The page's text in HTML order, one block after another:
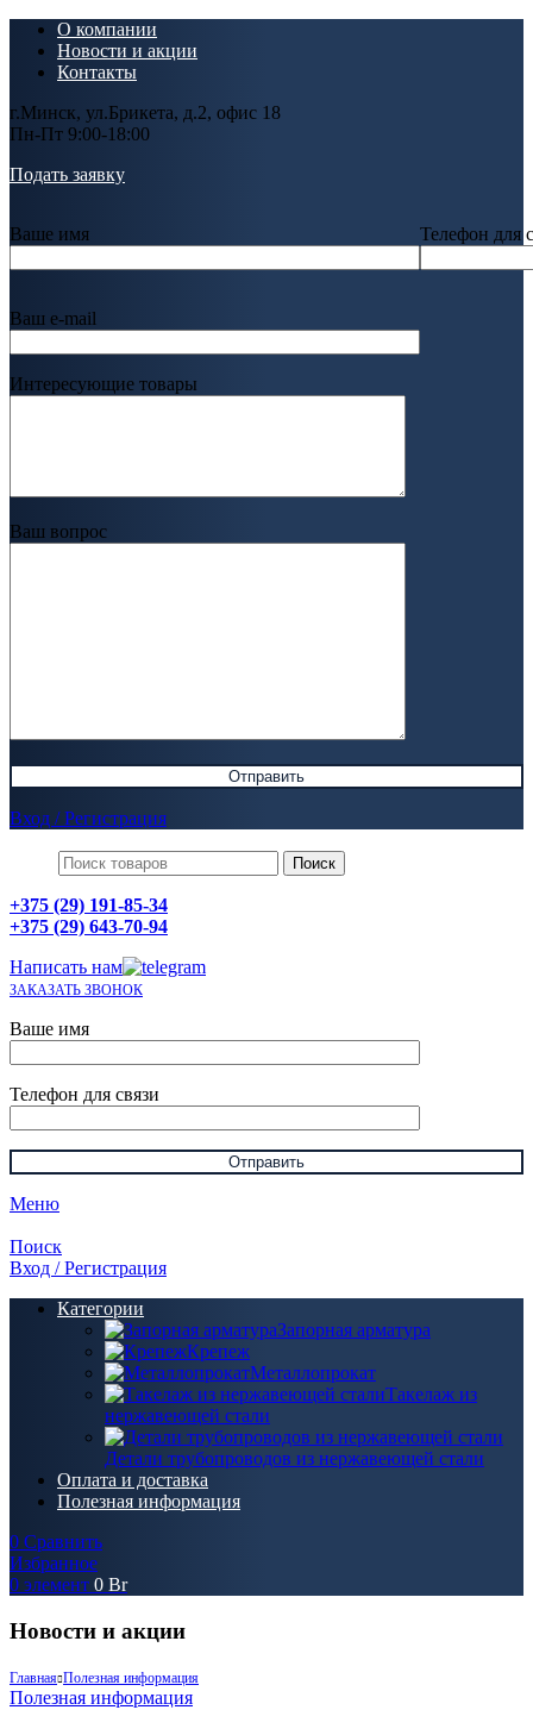
О компании
Новости и акции
Контакты
г.Минск, ул.Брикета, д.2, офис 18
Пн-Пт 9:00-18:00
Подать заявку
Ваше имя Телефон для
Ваш e-mail
Интересующие товары
Ваш вопрос
Вход / Регистрация
Поиск
+375 (29) 191-85-34
+375 (29) 643-70-94
Написать нам
ЗАКАЗАТЬ ЗВОНОК
Ваше имя
Телефон для связи
Меню
Поиск
Вход / Регистрация
Категории
Запорная арматура
Крепеж
Металлопрокат
Такелаж из
нержавеющей стали
Детали трубопроводов из нержавеющей стали
Оплата и доставка
Полезная информация
0 Сравнить
Избранное
0 элемент 0 Br
Новости и акции
Главная Полезная информация
Полезная информация